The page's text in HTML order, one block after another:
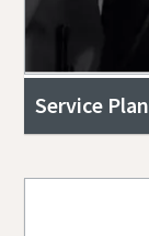
Service Plan